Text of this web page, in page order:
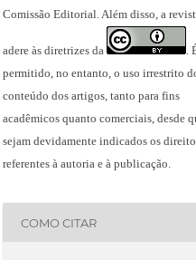
Comissão Editorial. Além disso, a
adere às diretrizes da
permitido, no entanto, o uso irrestrito
conteúdo dos artigos, tanto para fins
acadêmicos quanto comerciais, desde
sejam devidamente indicados os
referentes à autoria e à publicação.
COMO CITAR